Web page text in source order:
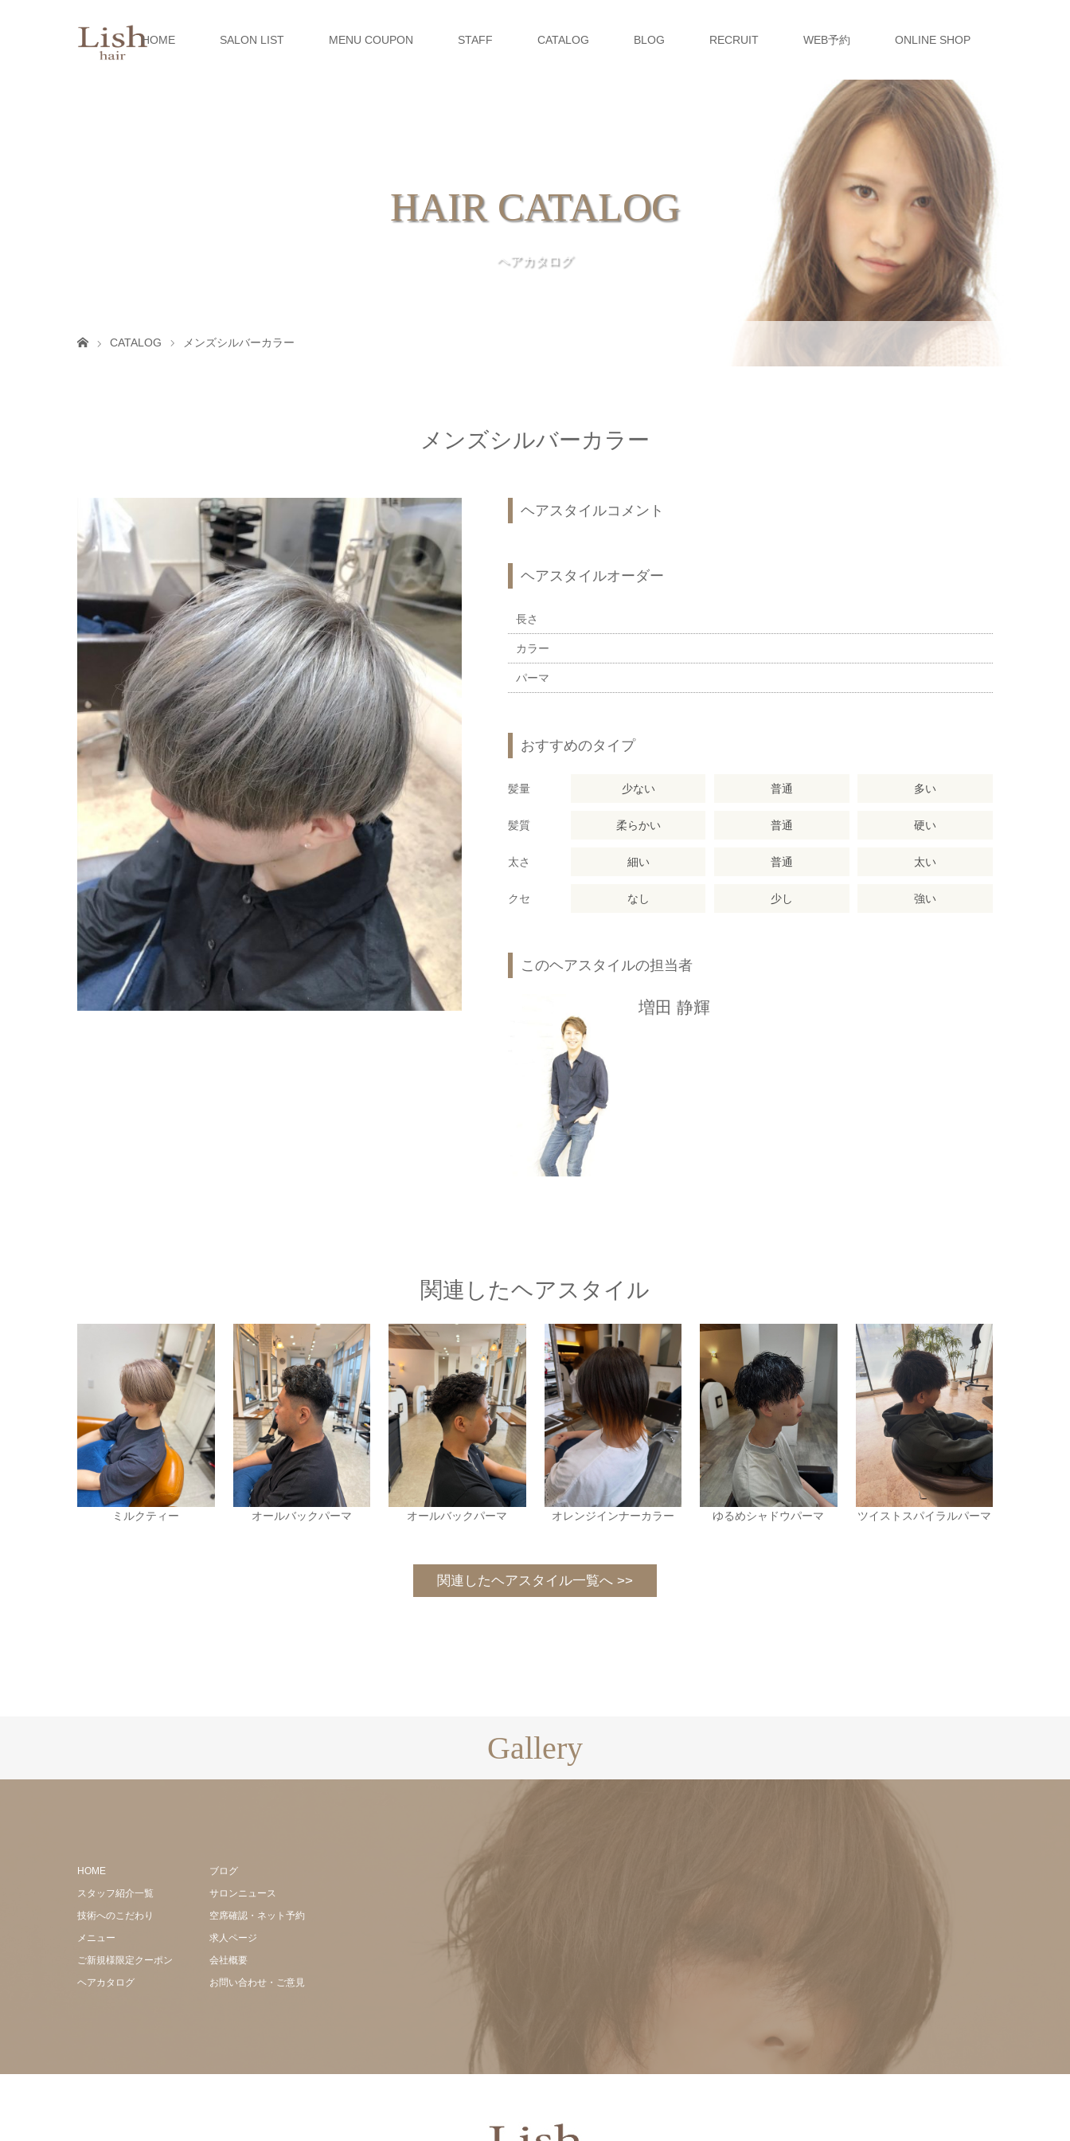
HOME SALON LIST MENU COUPON STAFF CATALOG BLOG RECRUIT WEB予約 ONLINE SHOP
HAIR CATALOG
ヘアカタログ
CATALOG メンズシルバーカラー
メンズシルバーカラー
ヘアスタイルコメント
ヘアスタイルオーダー
長さ
カラー
パーマ
おすすめのタイプ
髪量 少ない 普通 多い
髪質 柔らかい 普通 硬い
太さ 細い 普通 太い
クセ なし 少し 強い
このヘアスタイルの担当者
増田 静輝
関連したヘアスタイル
ミルクティー オールバックパーマ オールバックパーマ オレンジインナーカラー ゆるめシャドウパーマ ツイストスパイラルパーマ
関連したヘアスタイル一覧へ >>
Gallery
HOME
スタッフ紹介一覧
技術へのこだわり
メニュー
ご新規様限定クーポン
ヘアカタログ
ブログ
サロンニュース
空席確認・ネット予約
求人ページ
会社概要
お問い合わせ・ご意見